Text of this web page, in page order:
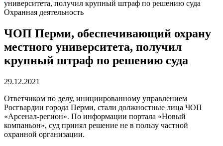
Охранная деятельность
ЧОП Перми, обеспечивающий охрану
местного университета, получил
крупный штраф по решению суда
29.12.2021
Ответчиком по делу, инициированному управлением
Росгвардии города Перми, стали должностные лица ЧОП
«Арсенал-регион». По информации портала «Новый
компаньон», суд принял решение не в пользу частной
охранной организации.